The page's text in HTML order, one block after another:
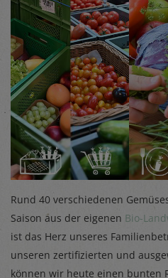
Rund 40 verschiedenen
Saison aus der eigenen Bio-
ist das Herz unseres
unseren zertifizierten und
können wir heute einen bunten